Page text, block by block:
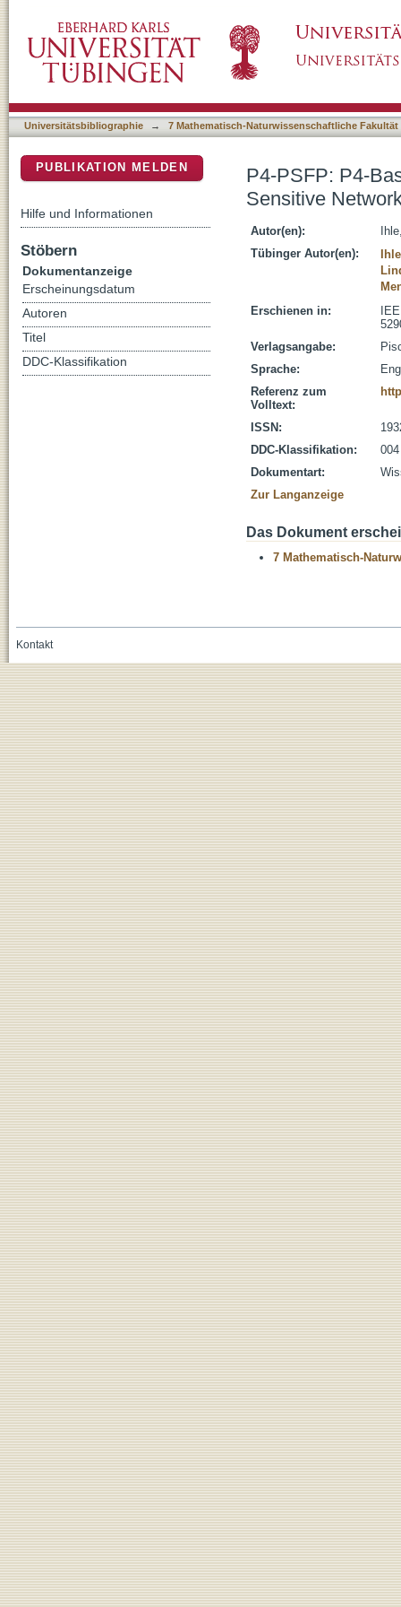
Universitätsbibliographie → 7 Mathematisch-Naturwissenschaftliche Fakultät
P4-PSFP: P4-
Sensitive
Autor(en):
Tübinger Autor(en):
Erschienen in:
Verlagsangabe:
Sprache:
Referenz zum
Volltext:
ISSN:
DDC-Klassifikation:
Dokumentart:
Zur Langanzeige
Das Dokument
7 Mathematisch-
PUBLIKATION MELDEN
Hilfe und Informationen
Stöbern
Dokumentanzeige
Erscheinungsdatum
Autoren
Titel
DDC-Klassifikation
Kontakt